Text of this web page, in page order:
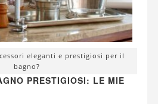
eleganti e prestigiosi per il
bagno?
PRESTIGIOSI: LE MIE